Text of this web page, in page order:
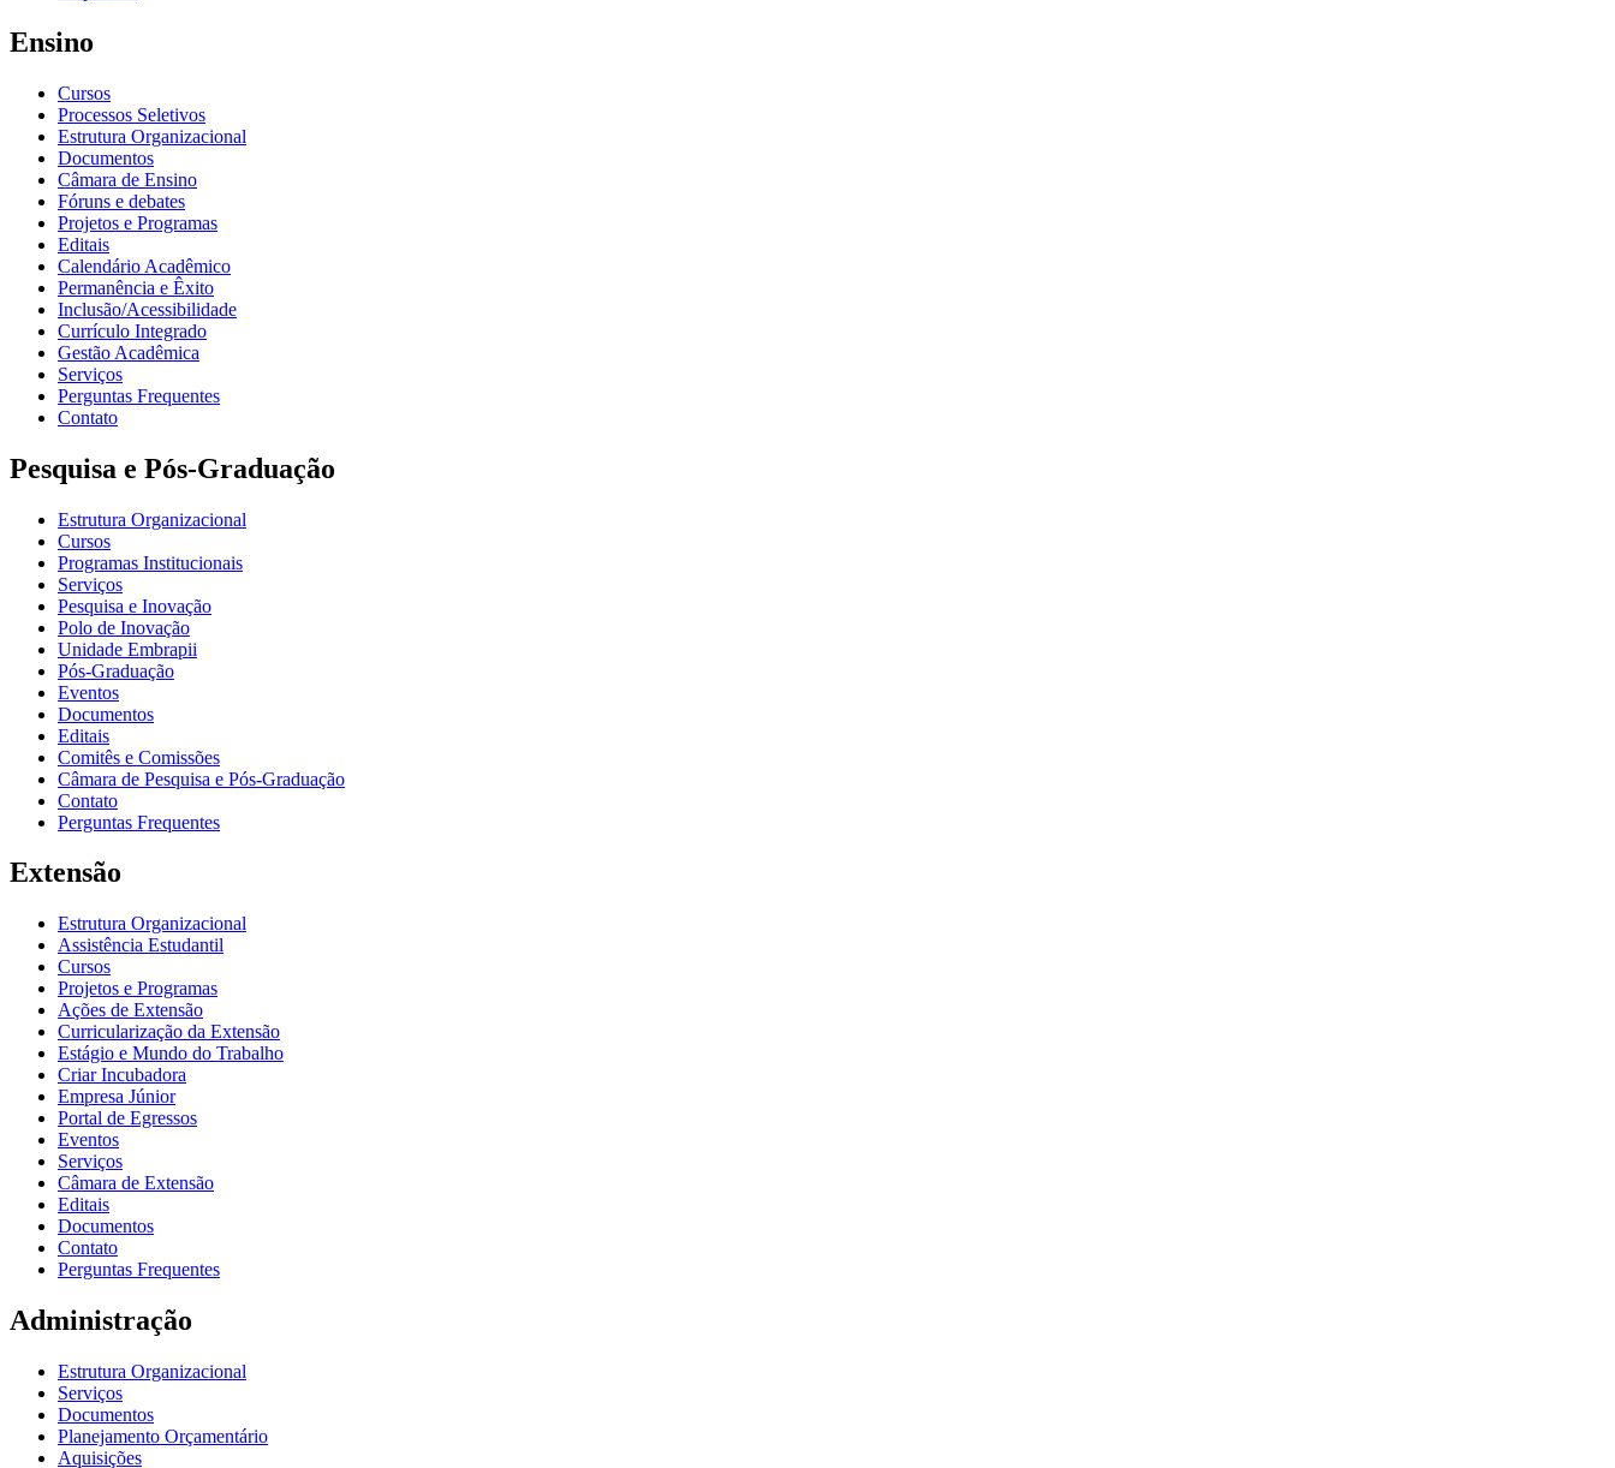
Ensino
Cursos
Processos Seletivos
Estrutura Organizacional
Documentos
Câmara de Ensino
Fóruns e debates
Projetos e Programas
Editais
Calendário Acadêmico
Permanência e Êxito
Inclusão/Acessibilidade
Currículo Integrado
Gestão Acadêmica
Serviços
Perguntas Frequentes
Contato
Pesquisa e Pós-Graduação
Estrutura Organizacional
Cursos
Programas Institucionais
Serviços
Pesquisa e Inovação
Polo de Inovação
Unidade Embrapii
Pós-Graduação
Eventos
Documentos
Editais
Comitês e Comissões
Câmara de Pesquisa e Pós-Graduação
Contato
Perguntas Frequentes
Extensão
Estrutura Organizacional
Assistência Estudantil
Cursos
Projetos e Programas
Ações de Extensão
Curricularização da Extensão
Estágio e Mundo do Trabalho
Criar Incubadora
Empresa Júnior
Portal de Egressos
Eventos
Serviços
Câmara de Extensão
Editais
Documentos
Contato
Perguntas Frequentes
Administração
Estrutura Organizacional
Serviços
Documentos
Planejamento Orçamentário
Aquisições